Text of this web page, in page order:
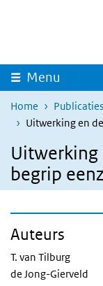
Overslaan en naar
Menu
Home
Publicaties
Uitwerking en
begrip
Auteurs
T. van Tilburg
de Jong-Gierveld